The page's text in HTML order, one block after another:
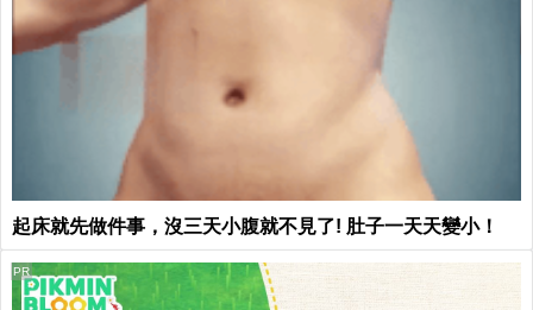
起床就先做件事，沒三天小腹就不見了! 肚子一天天變小！
PR